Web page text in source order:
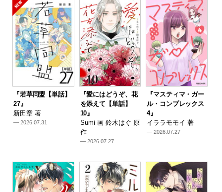
『若草同盟【単話】
27』
新田章 著
— 2026.07.31
『愛にはどうぞ、花
を添えて【単話】
10』
Sumi 画 鈴木はぐ 原
作
— 2026.07.27
『マスティマ・ガー
ル・コンプレックス
4』
イララモモイ 著
— 2026.07.27